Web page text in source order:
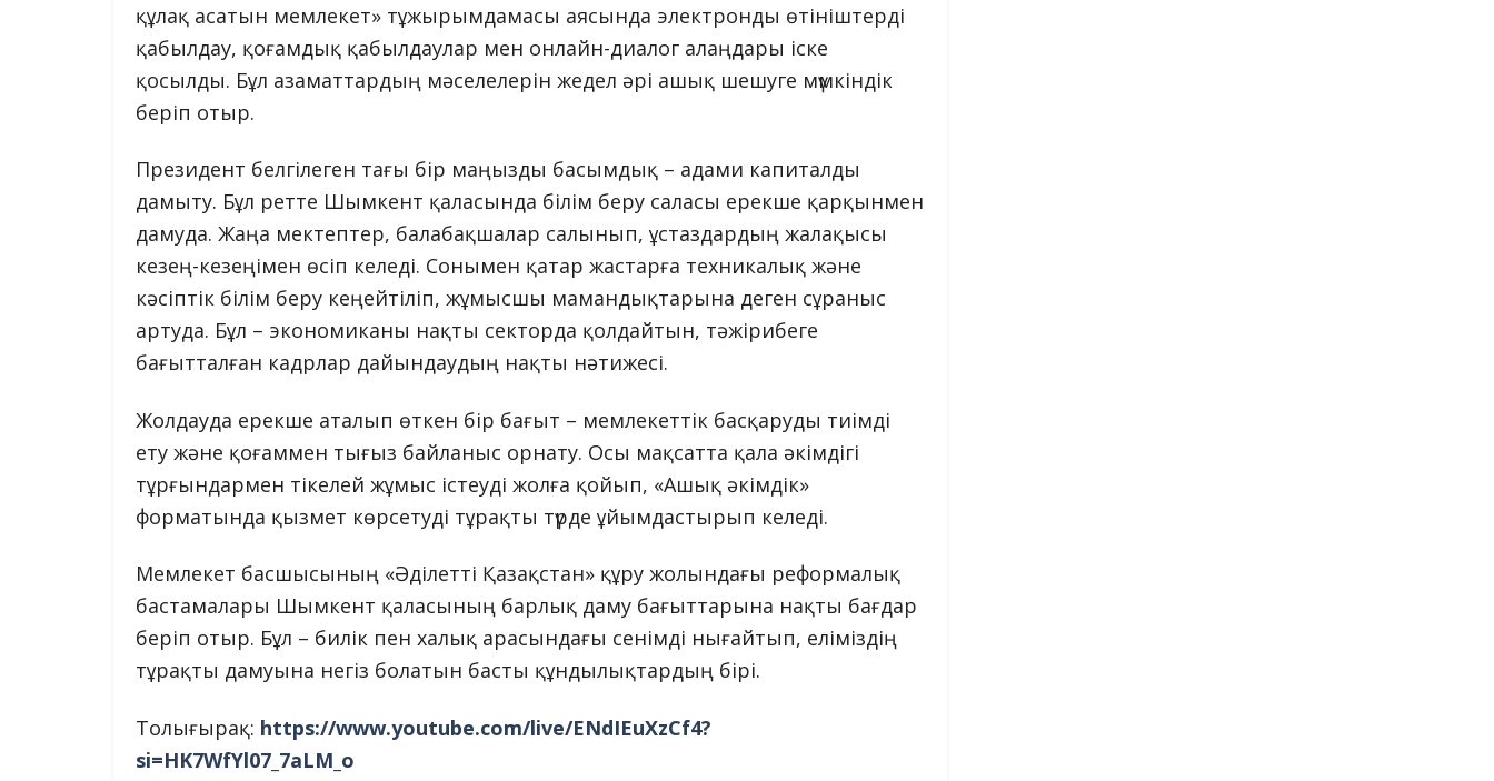
құлақ асатын мемлекет» тұжырымдамасы аясында электронды өтініштерді
қабылдау, қоғамдық қабылдаулар мен онлайн-диалог алаңдары іске
қосылды. Бұл азаматтардың мәселелерін жедел әрі ашық шешуге мүмкіндік
беріп отыр.
Президент белгілеген тағы бір маңызды басымдық – адами капиталды
дамыту. Бұл ретте Шымкент қаласында білім беру саласы ерекше қарқынмен
дамуда. Жаңа мектептер, балабақшалар салынып, ұстаздардың жалақысы
кезең-кезеңімен өсіп келеді. Сонымен қатар жастарға техникалық және
кәсіптік білім беру кеңейтіліп, жұмысшы мамандықтарына деген сұраныс
артуда. Бұл – экономиканы нақты секторда қолдайтын, тәжірибеге
бағытталған кадрлар дайындаудың нақты нәтижесі.
Жолдауда ерекше аталып өткен бір бағыт – мемлекеттік басқаруды тиімді
ету және қоғаммен тығыз байланыс орнату. Осы мақсатта қала әкімдігі
тұрғындармен тікелей жұмыс істеуді жолға қойып, «Ашық әкімдік»
форматында қызмет көрсетуді тұрақты түрде ұйымдастырып келеді.
Мемлекет басшысының «Әділетті Қазақстан» құру жолындағы реформалық
бастамалары Шымкент қаласының барлық даму бағыттарына нақты бағдар
беріп отыр. Бұл – билік пен халық арасындағы сенімді нығайтып, еліміздің
тұрақты дамуына негіз болатын басты құндылықтардың бірі.
Толығырақ: https://www.youtube.com/live/ENdIEuXzCf4?
si=HK7WfYl07_7aLM_o